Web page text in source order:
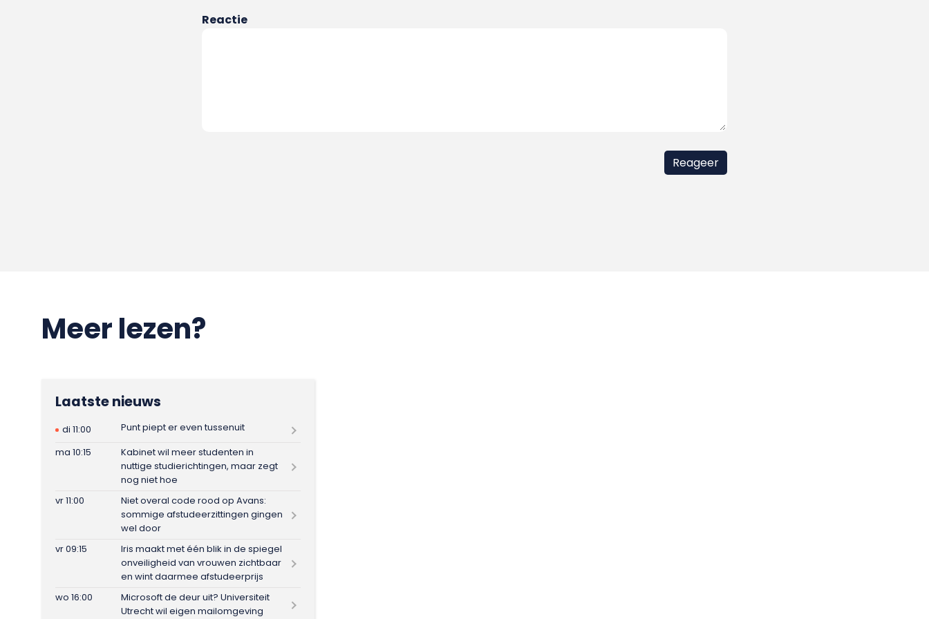
Reactie
Meer lezen?
Laatste nieuws
di 11:00
Punt piept er even tussenuit
ma 10:15
Kabinet wil meer studenten in
nuttige studierichtingen, maar zegt
nog niet hoe
vr 11:00
Niet overal code rood op Avans:
sommige afstudeerzittingen gingen
wel door
vr 09:15
Iris maakt met één blik in de spiegel
onveiligheid van vrouwen zichtbaar
en wint daarmee afstudeerprijs
wo 16:00
Microsoft de deur uit? Universiteit
Utrecht wil eigen mailomgeving